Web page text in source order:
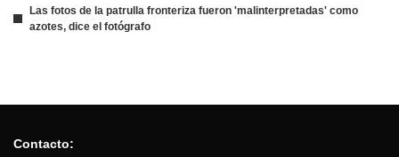
Las fotos de la patrulla fronteriza fueron 'malinterpretadas' como
azotes, dice el fotógrafo
Contacto: